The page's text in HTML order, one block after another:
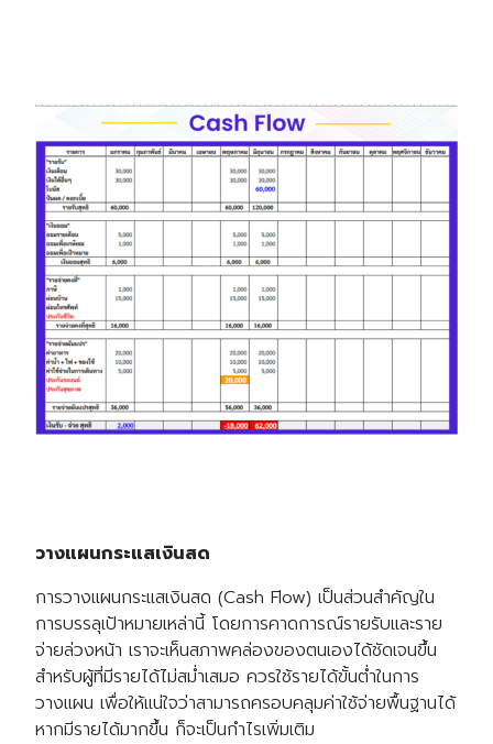
Search
วางแผนกระแสเงินสด
การวางแผนกระแสเงินสด (Cash Flow) เป็นส่วนสำคัญใน
การบรรลุเป้าหมายเหล่านี้ โดยการคาดการณ์รายรับและราย
จ่ายล่วงหน้า เราจะเห็นสภาพคล่องของตนเองได้ชัดเจนขึ้น
สำหรับผู้ที่มีรายได้ไม่สม่ำเสมอ ควรใช้รายได้ขั้นต่ำในการ
วางแผน เพื่อให้แน่ใจว่าสามารถครอบคลุมค่าใช้จ่ายพื้นฐานได้
หากมีรายได้มากขึ้น ก็จะเป็นกำไรเพิ่มเติม